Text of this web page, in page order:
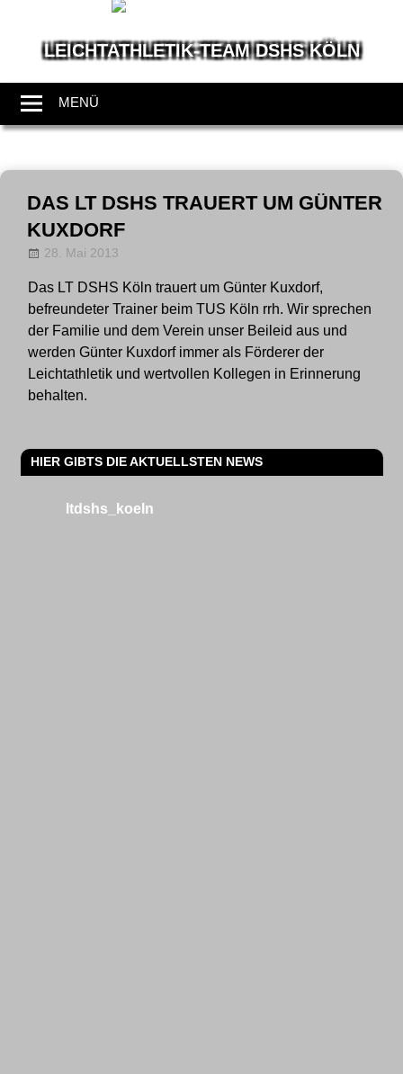
LEICHTATHLETIK-TEAM DSHS KÖLN
leben
Leichtathletik
MENÜ
Zum
InhaltDAS LT DSHS TRAUERT UM GÜNTER
KUXDORF
28. Mai 2013
Das LT DSHS Köln trauert um Günter Kuxdorf,
befreundeter Trainer beim TUS Köln rrh. Wir sprechen
der Familie und dem Verein unser Beileid aus und
werden Günter Kuxdorf immer als Förderer der
Leichtathletik und wertvollen Kollegen in Erinnerung
behalten.
HIER GIBTS DIE AKTUELLSTEN NEWS
ltdshs_koeln